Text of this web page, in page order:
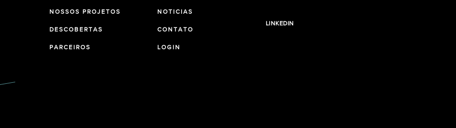
NOSSOS PROJETOS
DESCOBERTAS
PARCEIROS
NOTICIAS
CONTATO
LOGIN
LINKEDIN